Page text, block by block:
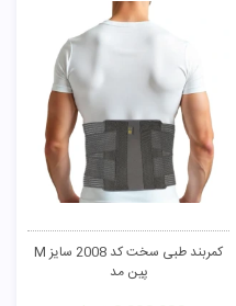
کمربند طبی سخت کد 2008 سایز M
پین مد